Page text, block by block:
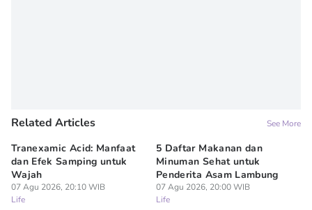
Related Articles See More
Tranexamic Acid: Manfaat
dan Efek Samping untuk
Wajah
07 Agu 2026, 20:10 WIB
Life
5 Daftar Makanan dan
Minuman Sehat untuk
Penderita Asam Lambung
07 Agu 2026, 20:00 WIB
Life